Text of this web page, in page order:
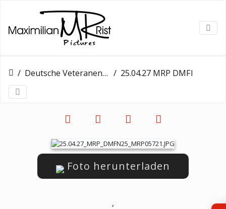
Deutsche Veteranen Meisterschaft - Tag 2 25.04.27 MRP DMFN25 MRP05721
Foto herunterladen
,